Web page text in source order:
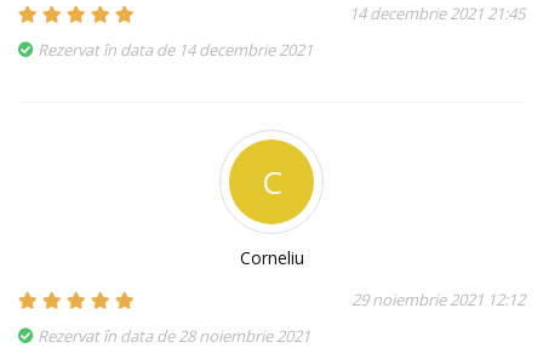
14 decembrie 2021 21:45
Rezervat în data de 14 decembrie 2021
C
Corneliu
29 noiembrie 2021 12:12
Rezervat în data de 28 noiembrie 2021